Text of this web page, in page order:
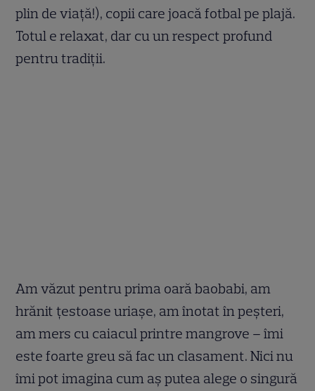
plin de viață!), copii care joacă fotbal pe plajă.
Totul e relaxat, dar cu un respect profund
pentru tradiții.
Am văzut pentru prima oară baobabi, am
hrănit țestoase uriașe, am înotat în peșteri,
am mers cu caiacul printre mangrove – îmi
este foarte greu să fac un clasament. Nici nu
îmi pot imagina cum aș putea alege o singură